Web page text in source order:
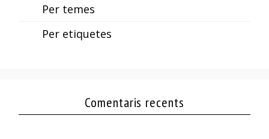
Per temes
Per etiquetes
Comentaris recents